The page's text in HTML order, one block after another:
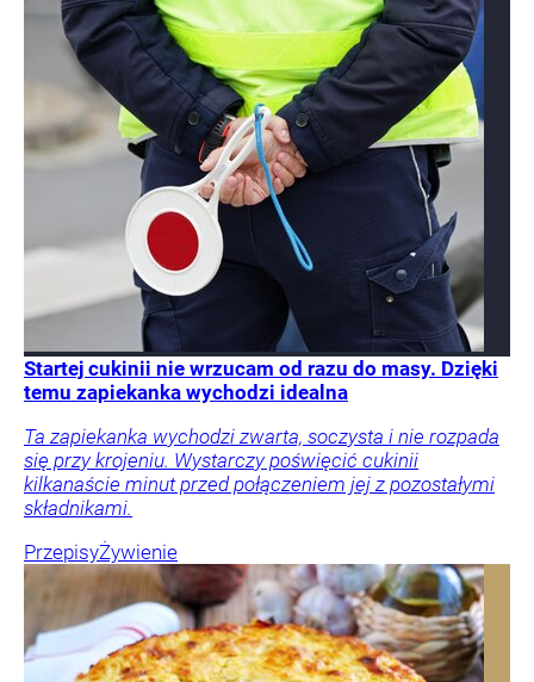
Startej cukinii nie wrzucam od razu do masy. Dzięki
temu zapiekanka wychodzi idealna
Ta zapiekanka wychodzi zwarta, soczysta i nie rozpada
się przy krojeniu. Wystarczy poświęcić cukinii
kilkanaście minut przed połączeniem jej z pozostałymi
składnikami.
PrzepisyŻywienie